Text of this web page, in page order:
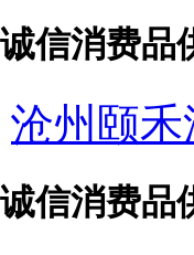
诚信消费品
沧州颐
诚信消费品